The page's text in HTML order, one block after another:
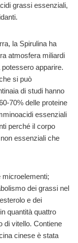
grassi essenziali,
la Spirulina ha
atmosfera miliardi
apparire.
si può
di studi hanno
70% delle proteine
essenziali
perché il corpo
essenziali che
microelementi;
dei grassi nel
e dei
quantità quattro
di vitello. Contiene
cinese è stata